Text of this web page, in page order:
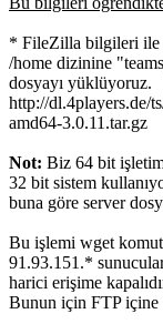
* FileZilla bilgileri ile
/home dizinine
dosyayı yüklüyoruz.
http://dl.4players.de/
amd64-3.0.11.tar.gz
Not: Biz 64 bit
32 bit sistem
buna göre server
Bu işlemi wget
91.93.151.*
harici erişime
Bunun için FTP içine